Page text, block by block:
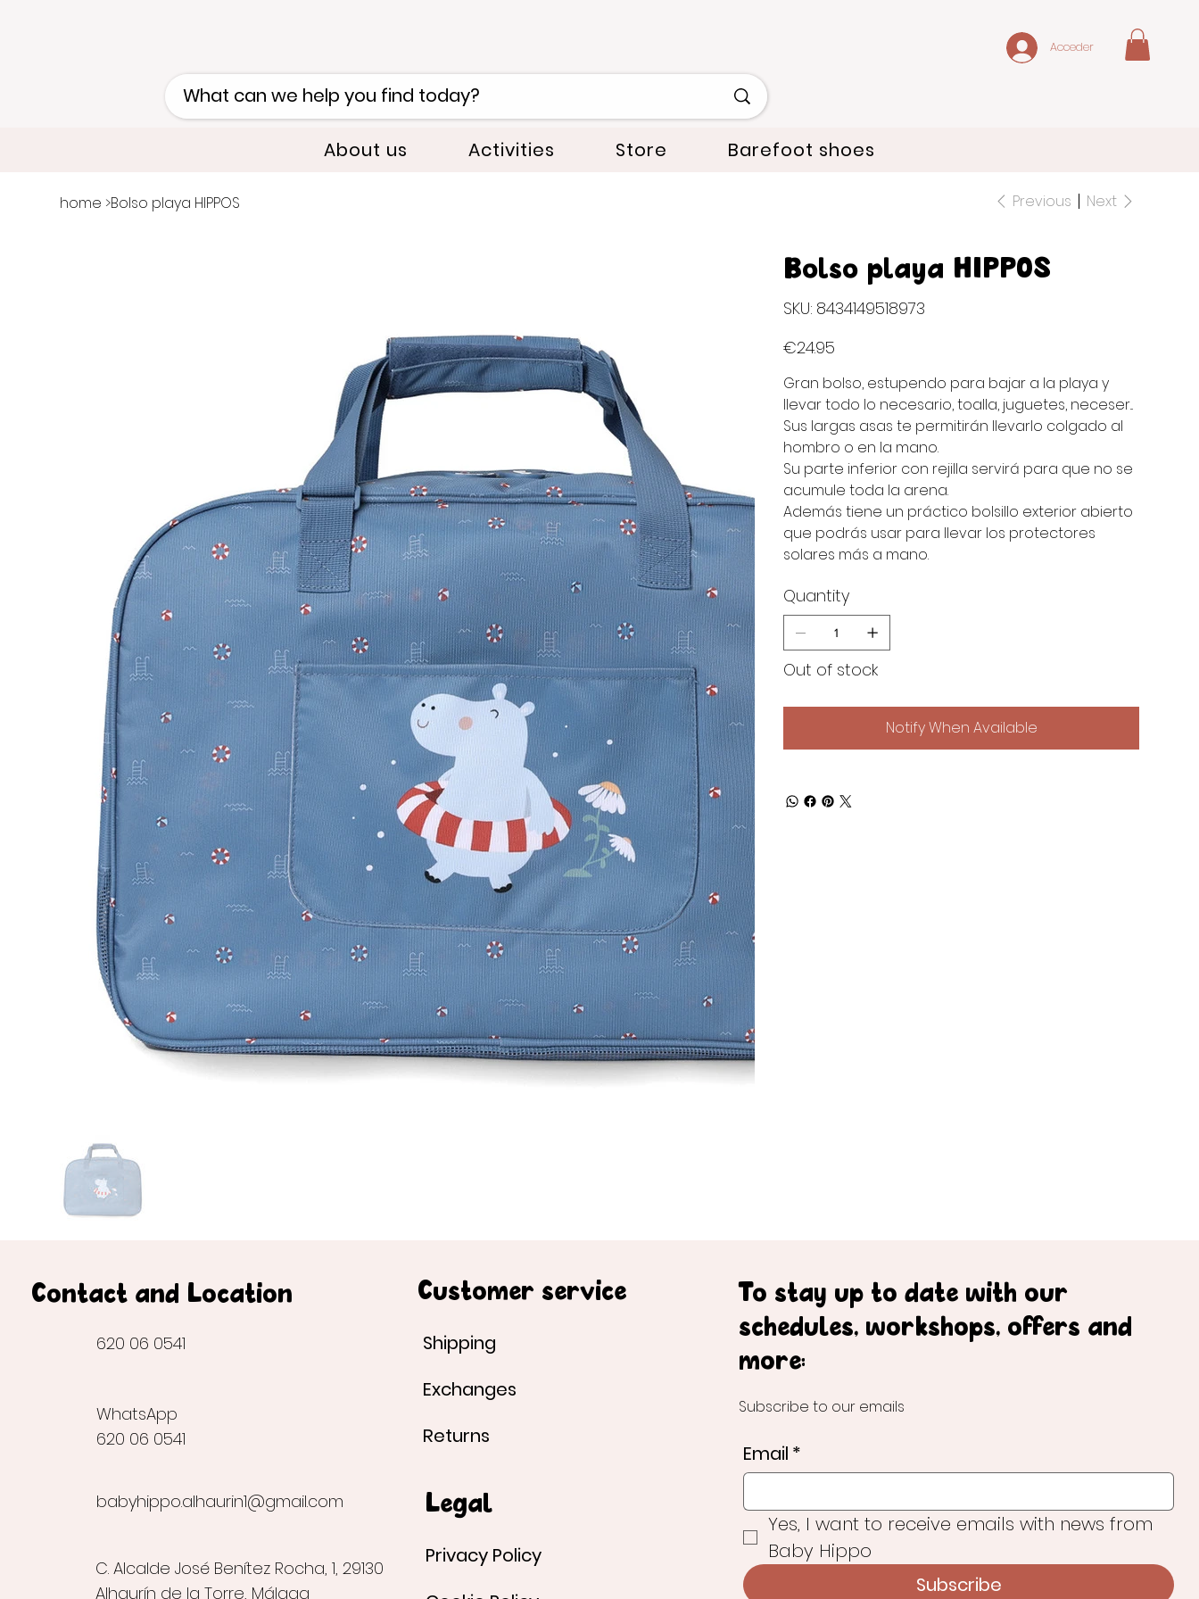
Acceder
About us Activities Store Barefoot shoes
home >Bolso playa HIPPOS Previous Next
Bolso playa HIPPOS
SKU: 8434149518973
8434149518973
€24.95
Gran bolso, estupendo para bajar a la playa y
llevar todo lo necesario, toalla, juguetes, neceser...
Sus largas asas te permitirán llevarlo colgado al
hombro o en la mano.
Su parte inferior con rejilla servirá para que no se
acumule toda la arena.
Además tiene un práctico bolsillo exterior abierto
que podrás usar para llevar los protectores
solares más a mano.
Quantity
Out of stock
Notify When Available
Contact and Location
620 06 0541
WhatsApp
620 06 0541
babyhippo.alhaurin1@gmail.com
C. Alcalde José Benítez Rocha, 1, 29130
Alhaurín de la Torre, Málaga
Customer service
Shipping
Exchanges
Returns
Legal
Privacy Policy
To stay up to date with our
schedules, workshops, offers and
more:
Subscribe to our emails
Email *
Yes, I want to receive emails with news from
Baby Hippo
Subscribe